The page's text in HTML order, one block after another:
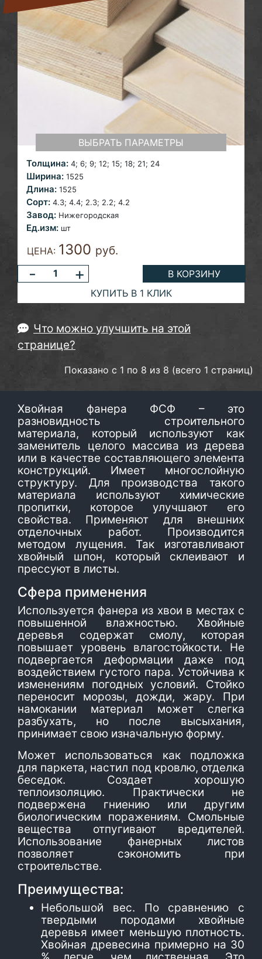
ВЫБРАТЬ ПАРАМЕТРЫ
Толщина: 4; 6; 9; 12; 15; 18; 21; 24
Ширина: 1525
Длина: 1525
Сорт: 4.3; 4.4; 2.3; 2.2; 4.2
Завод: Нижегородская
Ед.изм: шт
ЦЕНА: 1300 руб.
- +
В КОРЗИНУ
КУПИТЬ В 1 КЛИК
Что можно улучшить на этой
странице?
Показано с 1 по 8 из 8 (всего 1 страниц)
Хвойная фанера ФСФ – это
разновидность строительного
материала, который используют как
заменитель целого массива из дерева
или в качестве составляющего элемента
конструкций. Имеет многослойную
структуру. Для производства такого
материала используют химические
пропитки, которое улучшают его
свойства. Применяют для внешних
отделочных работ. Производится
методом лущения. Так изготавливают
хвойный шпон, который склеивают и
прессуют в листы.
Сфера применения
Используется фанера из хвои в местах с
повышенной влажностью. Хвойные
деревья содержат смолу, которая
повышает уровень влагостойкости. Не
подвергается деформации даже под
воздействием густого пара. Устойчива к
изменениям погодных условий. Стойко
переносит морозы, дожди, жару. При
намокании материал может слегка
разбухать, но после высыхания,
принимает свою изначальную форму.
Может использоваться как подложка
для паркета, настил под кровлю, отделка
беседок. Создает хорошую
теплоизоляцию. Практически не
подвержена гниению или другим
биологическим поражениям. Смольные
вещества отпугивают вредителей.
Использование фанерных листов
позволяет сэкономить при
строительстве.
Преимущества:
Небольшой вес. По сравнению с
твердыми породами хвойные
деревья имеет меньшую плотность.
Хвойная древесина примерно на 30